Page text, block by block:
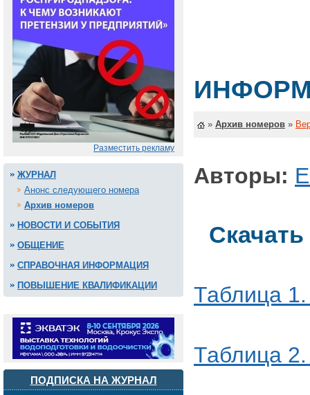
Разместить рекламу
ЖУРНАЛ
Анонс следующего номера
Архив номеров
НОВОСТИ И СОБЫТИЯ
ОБЩЕНИЕ
СПРАВОЧНАЯ ИНФОРМАЦИЯ
ПОВЫШЕНИЕ КВАЛИФИКАЦИИ
ПОДПИСКА НА ЖУРНАЛ
» Архив номеров »
Авторы:
Таблица
Таблица